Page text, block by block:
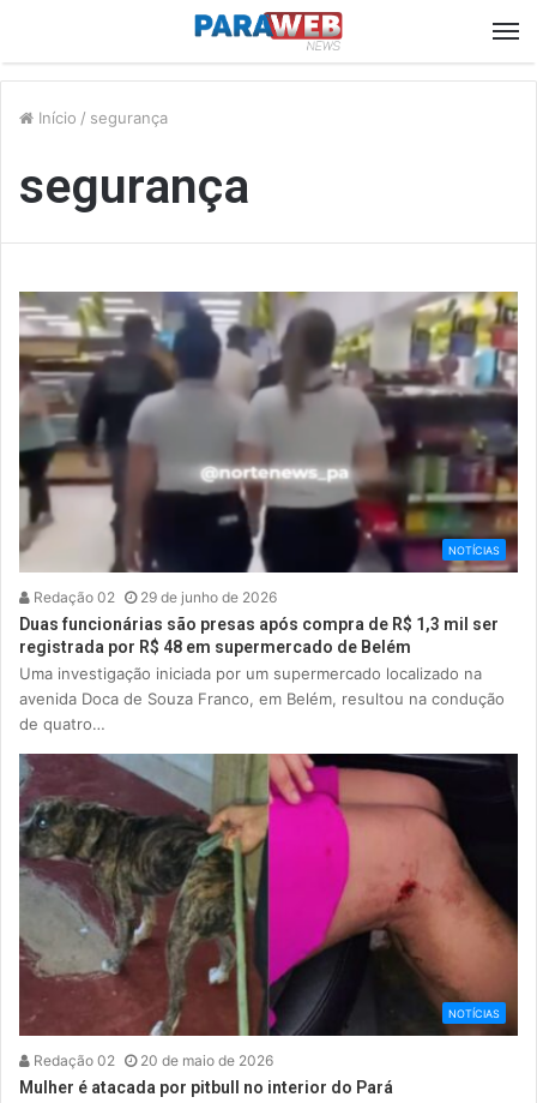
Início / segurança
segurança
NOTÍCIAS
Redação 02 29 de junho de 2026
Duas funcionárias são presas após compra de R$ 1,3 mil ser
registrada por R$ 48 em supermercado de Belém
Uma investigação iniciada por um supermercado localizado na
avenida Doca de Souza Franco, em Belém, resultou na condução
de quatro…
NOTÍCIAS
Redação 02 20 de maio de 2026
Mulher é atacada por pitbull no interior do Pará